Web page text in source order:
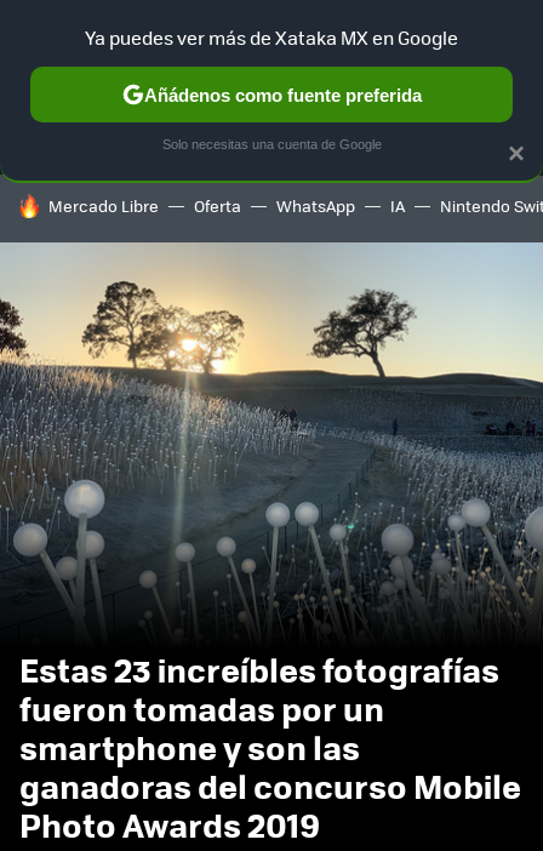
MENÚ NUEVO
GAMING HOME AUTO
HOY SE HABLA DE
Mercado Libre Oferta WhatsApp IA Nintendo
Estas 23 increíbles fotografías
fueron tomadas por un
smartphone y son las
ganadoras del concurso Mobile
Photo Awards 2019
×
Ya puedes ver más de Xataka MX en Google
Añádenos como fuente preferida
Solo necesitas una cuenta de Google